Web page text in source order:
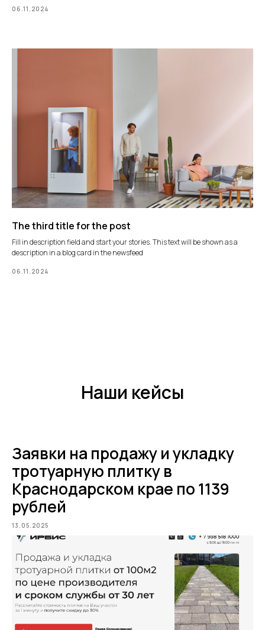
06.11.2024
The third title for the post
Fill in description field and start your stories. This text will be shown as a
description in a blog card in the newsfeed
06.11.2024
Наши кейсы
Заявки на продажу и укладку
тротуарную плитку в
Краснодарском крае по 1139
рублей
13.05.2025